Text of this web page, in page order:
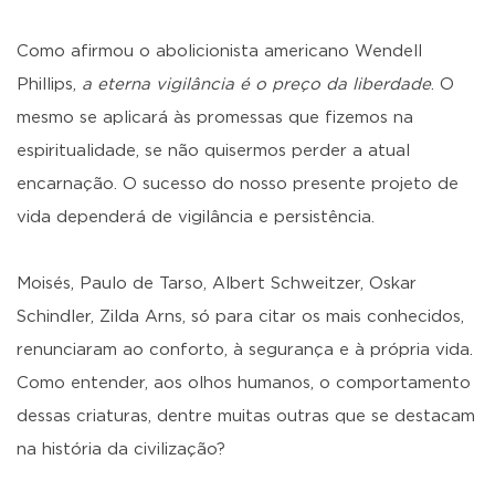
Como afirmou o abolicionista americano Wendell
Phillips, a eterna vigilância é o preço da liberdade. O
mesmo se aplicará às promessas que fizemos na
espiritualidade, se não quisermos perder a atual
encarnação. O sucesso do nosso presente projeto de
vida dependerá de vigilância e persistência.
Moisés, Paulo de Tarso, Albert Schweitzer, Oskar
Schindler, Zilda Arns, só para citar os mais conhecidos,
renunciaram ao conforto, à segurança e à própria vida.
Como entender, aos olhos humanos, o comportamento
dessas criaturas, dentre muitas outras que se destacam
na história da civilização?